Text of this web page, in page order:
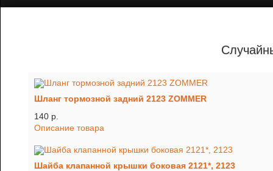
Шланг тормозной задний 2123 ZOMMER
140 p.
Описание товара
Шайба клапанной крышки боковая 2121*, 2123